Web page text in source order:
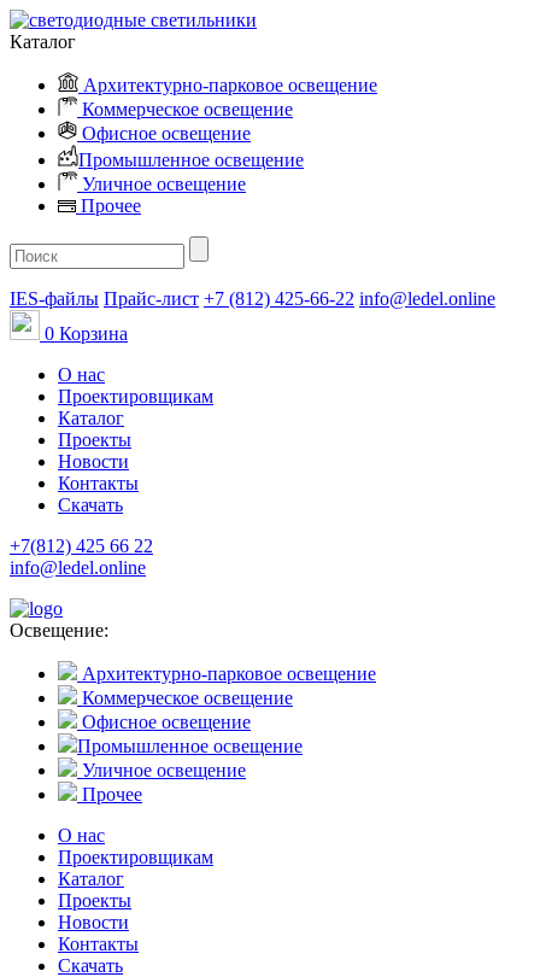
Каталог
Архитектурно-парковое освещение
Коммерческое освещение
Офисное освещение
Промышленное освещение
Уличное освещение
Прочее
IES-файлы Прайс-лист +7 (812) 425-66-22 info@ledel.online
0 Корзина
О нас
Проектировщикам
Каталог
Проекты
Новости
Контакты
Скачать
+7(812) 425 66 22
info@ledel.online
Освещение:
Архитектурно-парковое освещение
Коммерческое освещение
Офисное освещение
Промышленное освещение
Уличное освещение
Прочее
О нас
Проектировщикам
Каталог
Проекты
Новости
Контакты
Скачать